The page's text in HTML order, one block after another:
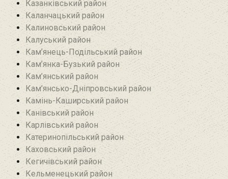
Казанківський район‎
Каланчацький район
Калиновський район
Калуський район
Кам’янець-Подільський район
Кам’янка-Бузький район
Кам’янський район
Кам’янсько-Дніпровський район‎
Камінь-Каширський район
Канівський район
Карлівський район
Катеринопільський район
Каховський район
Кегичівський район
Кельменецький район